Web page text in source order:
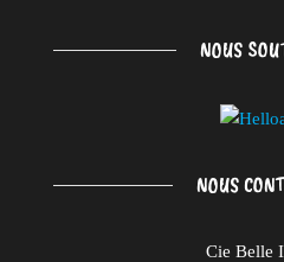
NOUS
NOUS
Cie Belle